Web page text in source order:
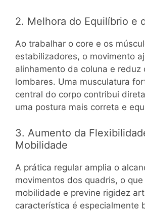
2. Melhora do Equilíbrio e
Ao trabalhar o core e os
estabilizadores, o movimento
alinhamento da coluna e reduz
lombares. Uma musculatura
central do corpo contribui
uma postura mais correta e
3. Aumento da
Mobilidade
A prática regular amplia o
movimentos dos quadris, o
mobilidade e previne rigidez
característica é especialmente